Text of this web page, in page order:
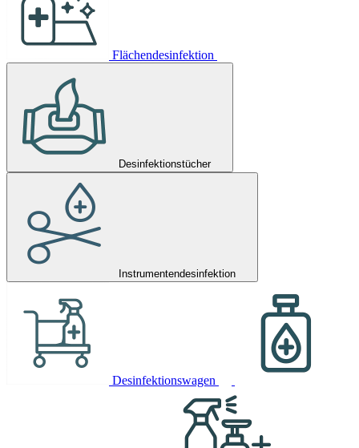
Flächendesinfektion
Desinfektionstücher
Instrumentendesinfektion
Desinfektionswagen